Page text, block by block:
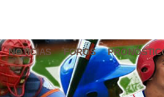
NOTICIAS FOROS